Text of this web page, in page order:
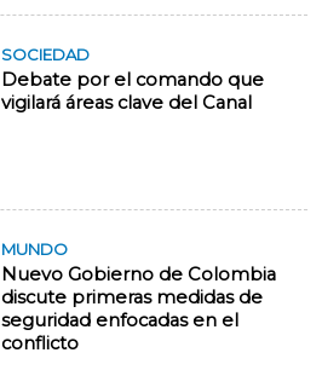
SOCIEDAD
Debate por el comando que
vigilará áreas clave del Canal
MUNDO
Nuevo Gobierno de Colombia
discute primeras medidas de
seguridad enfocadas en el
conflicto